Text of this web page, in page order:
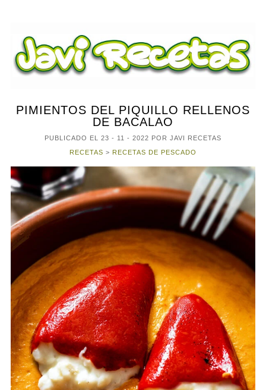
PIMIENTOS DEL PIQUILLO RELLENOS
DE BACALAO
PUBLICADO EL 23 - 11 - 2022 POR JAVI RECETAS
RECETAS > RECETAS DE PESCADO